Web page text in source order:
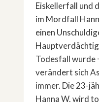
Eiskellerfall und
im Mordfall
einen
Todesfall wurde
verändert sich
immer. Die 23-
Hanna W. wird